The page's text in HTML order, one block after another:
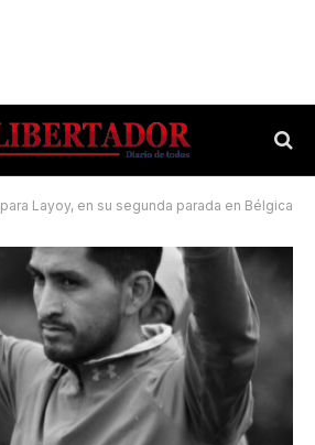
Layoy, en su segunda parada en Bélgica